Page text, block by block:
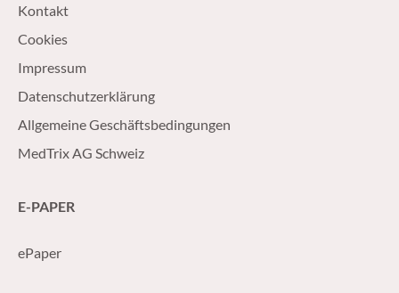
Kontakt
Cookies
Impressum
Datenschutzerklärung
Allgemeine Geschäftsbedingungen
MedTrix AG Schweiz
E-PAPER
ePaper